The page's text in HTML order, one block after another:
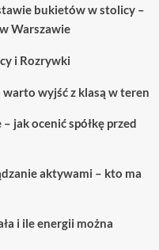
bukietów w stolicy –
Warszawie
i Rozrywki
wyjść z klasą w teren
jak ocenić spółkę przed
aktywami – kto ma
i ile energii można